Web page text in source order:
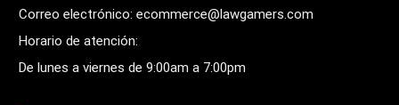
Correo electrónico: ecommerce@lawgamers.com
Horario de atención:
De lunes a viernes de 9:00am a 7:00pm